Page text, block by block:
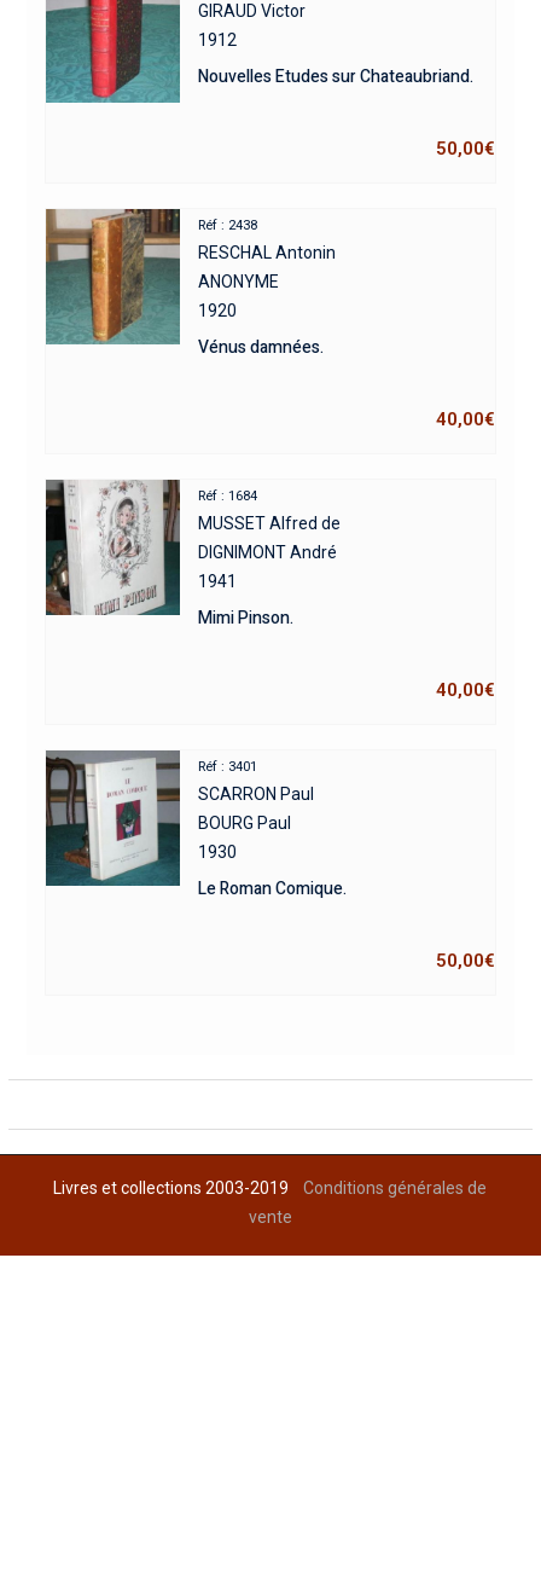
GIRAUD Victor
1912
Nouvelles Etudes sur Chateaubriand.
50,00€
Réf : 2438
RESCHAL Antonin
ANONYME
1920
Vénus damnées.
40,00€
Réf : 1684
MUSSET Alfred de
DIGNIMONT André
1941
Mimi Pinson.
40,00€
Réf : 3401
SCARRON Paul
BOURG Paul
1930
Le Roman Comique.
50,00€
Livres et collections 2003-2019Conditions générales de
vente